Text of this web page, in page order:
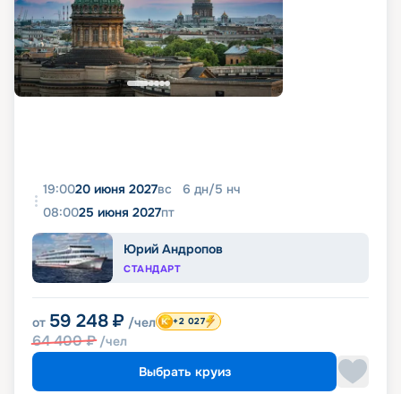
19:0020 июня 2027вс 6 дн/5 нч
08:0025 июня 2027пт
Юрий Андропов
СТАНДАРТ
от 59 248 ₽ /чел
64 400₽ /чел
+2 027
Выбрать круиз